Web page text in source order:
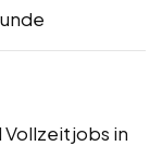
Vollzeitjobs in